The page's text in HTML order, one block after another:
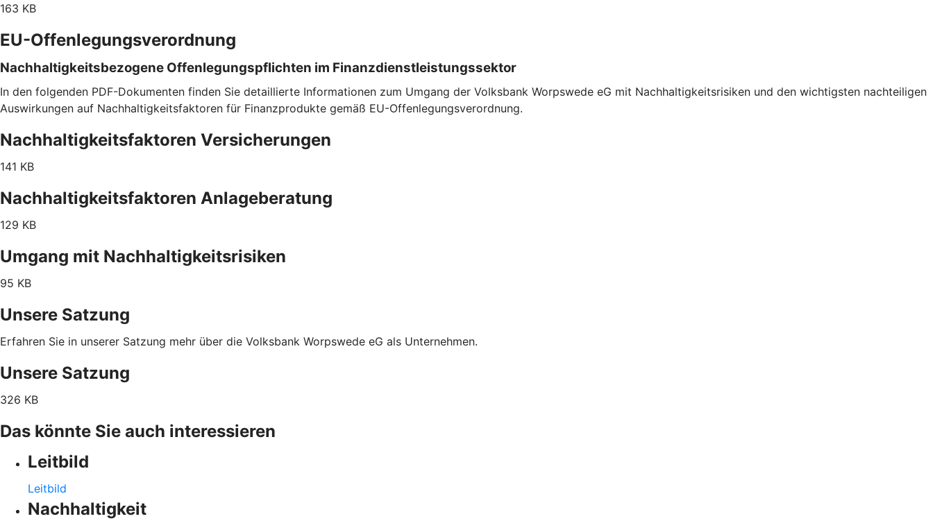
163 KB
EU-Offenlegungsverordnung
Nachhaltigkeitsbezogene Offenlegungspflichten im Finanzdienstleistungssektor
In den folgenden PDF-Dokumenten finden Sie detaillierte Informationen zum Umgang der Volksbank Worpswede eG mit Nachhaltigkeitsrisiken und den wichtigsten nachteiligen
Auswirkungen auf Nachhaltigkeitsfaktoren für Finanzprodukte gemäß EU-Offenlegungsverordnung.
Nachhaltigkeitsfaktoren Versicherungen
141 KB
Nachhaltigkeitsfaktoren Anlageberatung
129 KB
Umgang mit Nachhaltigkeitsrisiken
95 KB
Unsere Satzung
Erfahren Sie in unserer Satzung mehr über die Volksbank Worpswede eG als Unternehmen.
Unsere Satzung
326 KB
Das könnte Sie auch interessieren
Leitbild
Leitbild
Nachhaltigkeit